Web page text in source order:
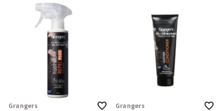
Grangers Grangers